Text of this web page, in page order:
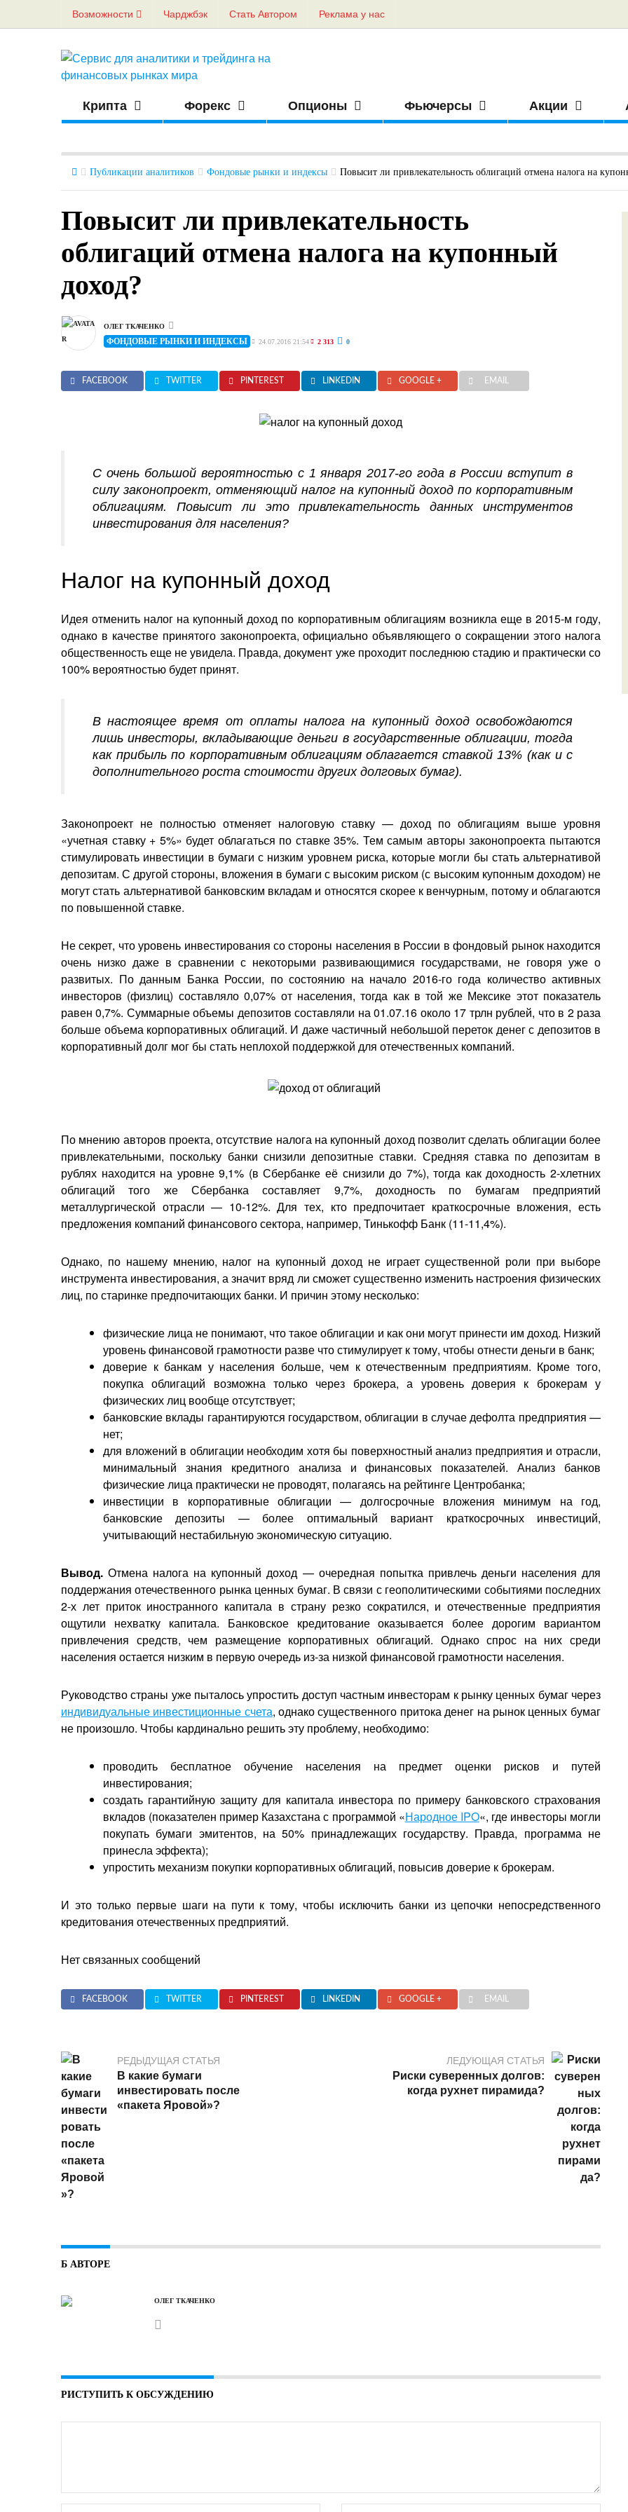
Возможности Чарджбэк Стать Автором Реклама у нас
Крипта Форекс Опционы Фьючерсы Акции
Публикации аналитиков Фондовые рынки и индексы Повысит ли привлекательность облигаций отмена налога на
Повысит ли привлекательность
облигаций отмена налога на купонный
доход?
ОЛЕГ ТКАЧЕНКО
ФОНДОВЫЕ РЫНКИ И ИНДЕКСЫ 24.07.2016 21:54 2 313 0
FACEBOOK TWITTER PINTEREST LINKEDIN GOOGLE + EMAIL
С очень большой вероятностью с 1 января 2017-го года в России вступит в
силу законопроект, отменяющий налог на купонный доход по корпоративным
облигациям. Повысит ли это привлекательность данных инструментов
инвестирования для населения?
Налог на купонный доход
Идея отменить налог на купонный доход по корпоративным облигациям возникла еще в 2015-м году,
однако в качестве принятого законопроекта, официально объявляющего о сокращении этого налога
общественность еще не увидела. Правда, документ уже проходит последнюю стадию и практически со
100% вероятностью будет принят.
В настоящее время от оплаты налога на купонный доход освобождаются
лишь инвесторы, вкладывающие деньги в государственные облигации, тогда
как прибыль по корпоративным облигациям облагается ставкой 13% (как и с
дополнительного роста стоимости других долговых бумаг).
Законопроект не полностью отменяет налоговую ставку — доход по облигациям выше уровня
«учетная ставку + 5%» будет облагаться по ставке 35%. Тем самым авторы законопроекта пытаются
стимулировать инвестиции в бумаги с низким уровнем риска, которые могли бы стать альтернативой
депозитам. С другой стороны, вложения в бумаги с высоким риском (с высоким купонным доходом) не
могут стать альтернативой банковским вкладам и относятся скорее к венчурным, потому и облагаются
по повышенной ставке.
Не секрет, что уровень инвестирования со стороны населения в России в фондовый рынок находится
очень низко даже в сравнении с некоторыми развивающимися государствами, не говоря уже о
развитых. По данным Банка России, по состоянию на начало 2016-го года количество активных
инвесторов (физлиц) составляло 0,07% от населения, тогда как в той же Мексике этот показатель
равен 0,7%. Суммарные объемы депозитов составляли на 01.07.16 около 17 трлн рублей, что в 2 раза
больше объема корпоративных облигаций. И даже частичный небольшой переток денег с депозитов в
корпоративный долг мог бы стать неплохой поддержкой для отечественных компаний.
По мнению авторов проекта, отсутствие налога на купонный доход позволит сделать облигации более
привлекательными, поскольку банки снизили депозитные ставки. Средняя ставка по депозитам в
рублях находится на уровне 9,1% (в Сбербанке её снизили до 7%), тогда как доходность 2-хлетних
облигаций того же Сбербанка составляет 9,7%, доходность по бумагам предприятий
металлургической отрасли — 10-12%. Для тех, кто предпочитает краткосрочные вложения, есть
предложения компаний финансового сектора, например, Тинькофф Банк (11-11,4%).
Однако, по нашему мнению, налог на купонный доход не играет существенной роли при выборе
инструмента инвестирования, а значит вряд ли сможет существенно изменить настроения физических
лиц, по старинке предпочитающих банки. И причин этому несколько:
физические лица не понимают, что такое облигации и как они могут принести им доход. Низкий
уровень финансовой грамотности разве что стимулирует к тому, чтобы отнести деньги в банк;
доверие к банкам у населения больше, чем к отечественным предприятиям. Кроме того,
покупка облигаций возможна только через брокера, а уровень доверия к брокерам у
физических лиц вообще отсутствует;
банковские вклады гарантируются государством, облигации в случае дефолта предприятия —
нет;
для вложений в облигации необходим хотя бы поверхностный анализ предприятия и отрасли,
минимальный знания кредитного анализа и финансовых показателей. Анализ банков
физические лица практически не проводят, полагаясь на рейтинге Центробанка;
инвестиции в корпоративные облигации — долгосрочные вложения минимум на год,
банковские депозиты — более оптимальный вариант краткосрочных инвестиций,
учитывающий нестабильную экономическую ситуацию.
Вывод.Отмена налога на купонный доход — очередная попытка привлечь деньги населения для
поддержания отечественного рынка ценных бумаг. В связи с геополитическими событиями последних
2-х лет приток иностранного капитала в страну резко сократился, и отечественные предприятия
ощутили нехватку капитала. Банковское кредитование оказывается более дорогим вариантом
привлечения средств, чем размещение корпоративных облигаций. Однако спрос на них среди
населения остается низким в первую очередь из-за низкой финансовой грамотности населения.
Руководство страны уже пыталось упростить доступ частным инвесторам к рынку ценных бумаг через
индивидуальные инвестиционные счета, однако существенного притока денег на рынок ценных бумаг
не произошло. Чтобы кардинально решить эту проблему, необходимо:
проводить бесплатное обучение населения на предмет оценки рисков и путей
инвестирования;
создать гарантийную защиту для капитала инвестора по примеру банковского страхования
вкладов (показателен пример Казахстана с программой «Народное IPO«, где инвесторы могли
покупать бумаги эмитентов, на 50% принадлежащих государству. Правда, программа не
принесла эффекта);
упростить механизм покупки корпоративных облигаций, повысив доверие к брокерам.
И это только первые шаги на пути к тому, чтобы исключить банки из цепочки непосредственного
кредитования отечественных предприятий.
Нет связанных сообщений
FACEBOOK TWITTER PINTEREST LINKEDIN GOOGLE + EMAIL
РЕДЫДУЩАЯ СТАТЬЯ
В какие бумаги
инвестировать после
«пакета Яровой»?
ЛЕДУЮЩАЯ СТАТЬЯ
Риски суверенных долгов:
когда рухнет пирамида?
Б АВТОРЕ
ОЛЕГ ТКАЧЕНКО
РИСТУПИТЬ К ОБСУЖДЕНИЮ